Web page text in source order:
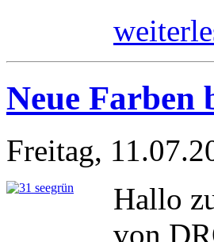
Neue Farben
Freitag,
Hallo
von